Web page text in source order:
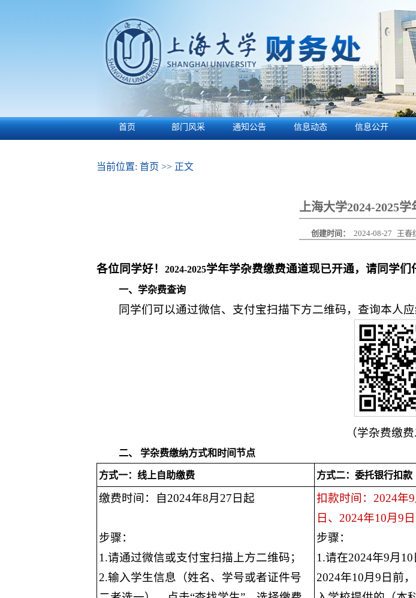
首页 部门风采 通知公告 信息动态 信息公开
当前位置: 首页 >> 正文
上海大学2024-2025
创建时间： 2024-08-27 王春
各位同学好！ 2024-2025学年学杂费缴费通道现已开通，请同学们
一、学杂费查询
同学们可以通过微信、支付宝扫描下方二维码，查询本人应
（学杂费缴费
二、 学杂费缴纳方式和时间节点
方式一：线上自助缴费 方式二：委托银行扣款
缴费时间：自2024年8月27日起
步骤：
1.请通过微信或支付宝扫描上方二维码；
2.输入学生信息（姓名、学号或者证件号
扣款时间：2024年
日、2024年10月9日
步骤：
1.请在2024年9月10
2024年10月9日前